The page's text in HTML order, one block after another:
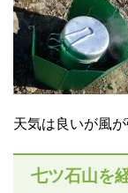
天気は良いが風が
七ツ石山を